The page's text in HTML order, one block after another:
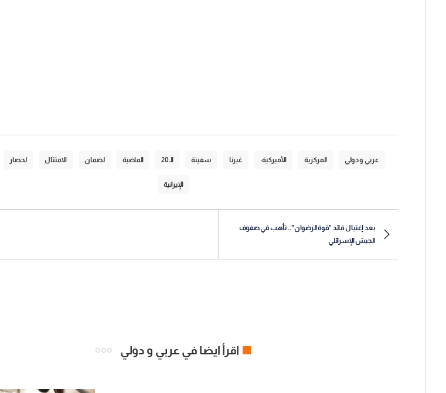
عربي و دولي المركزية الأميركية: غيرنا سفينة الـ20 الماضية لضمان الامتثال لحصار
الإيرانية
بعد إغتيال قائد "قوة الرضوان".. تأهب في صفوف
الجيش الإسرائلي
اقرأ ايضا في عربي و دولي